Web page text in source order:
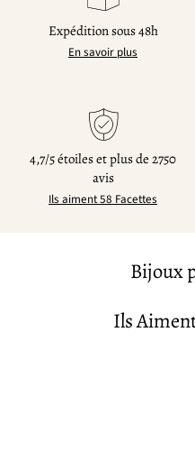
Expédition sous 48h
En savoir plus
4,7/5 étoiles et plus de 2750
avis
Ils aiment 58 Facettes
Bijoux
Ils